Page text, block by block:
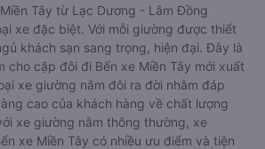
Tây từ Lạc Dương - Lâm Đồng
xe đặc biệt. Với mỗi giường được thiết
khách sạn sang trọng, hiện đại. Đây là
cho cặp đôi đi Bến xe Miền Tây mới xuất
xe giường nằm đôi ra đời nhằm đáp
cao của khách hàng về chất lượng
xe giường nằm thông thường, xe
xe Miền Tây có nhiều ưu điểm và tiện